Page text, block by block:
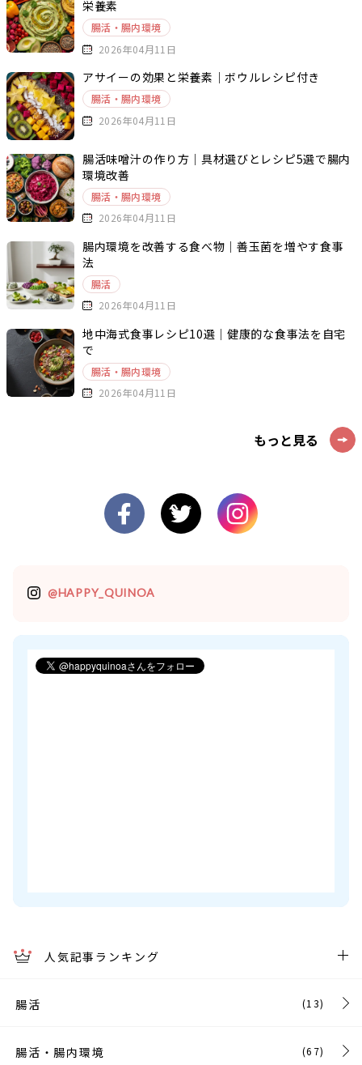
栄養素
腸活・腸内環境
2026年04月11日
アサイーの効果と栄養素｜ボウルレシピ付き
腸活・腸内環境
2026年04月11日
腸活味噌汁の作り方｜具材選びとレシピ5選で腸内
環境改善
腸活・腸内環境
2026年04月11日
腸内環境を改善する食べ物｜善玉菌を増やす食事
法
腸活
2026年04月11日
地中海式食事レシピ10選｜健康的な食事法を自宅
で
腸活・腸内環境
2026年04月11日
もっと見る
@HAPPY_QUINOA
人気記事ランキング
腸活 (13)
腸活・腸内環境 (67)